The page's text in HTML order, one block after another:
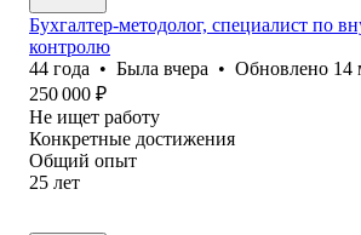
Бухгалтер-методолог, специалист по
контролю
44 года • Была вчера • Обновлено 14
250 000 ₽
Не ищет работу
Конкретные достижения
Общий опыт
25 лет